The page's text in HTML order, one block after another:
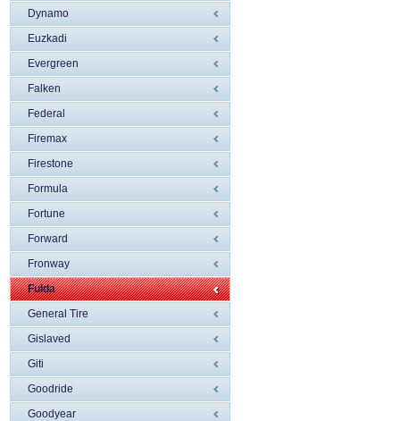
Dynamo
Euzkadi
Evergreen
Falken
Federal
Firemax
Firestone
Formula
Fortune
Forward
Fronway
Fulda
General Tire
Gislaved
Giti
Goodride
Goodyear